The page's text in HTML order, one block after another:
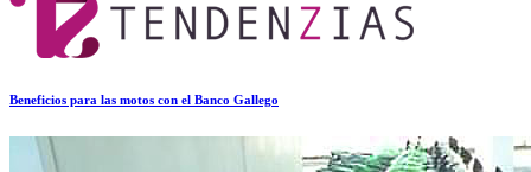
Beneficios para las motos con el Banco Gallego